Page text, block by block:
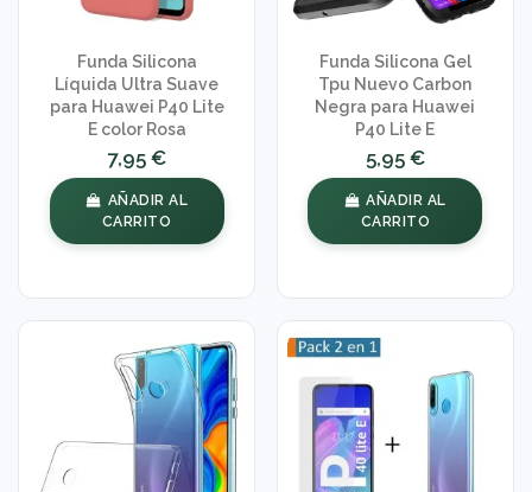
Funda Silicona
Líquida Ultra Suave
para Huawei P40 Lite
E color Rosa
7,95 €
AÑADIR AL
CARRITO
Funda Silicona Gel
Tpu Nuevo Carbon
Negra para Huawei
P40 Lite E
5,95 €
AÑADIR AL
CARRITO